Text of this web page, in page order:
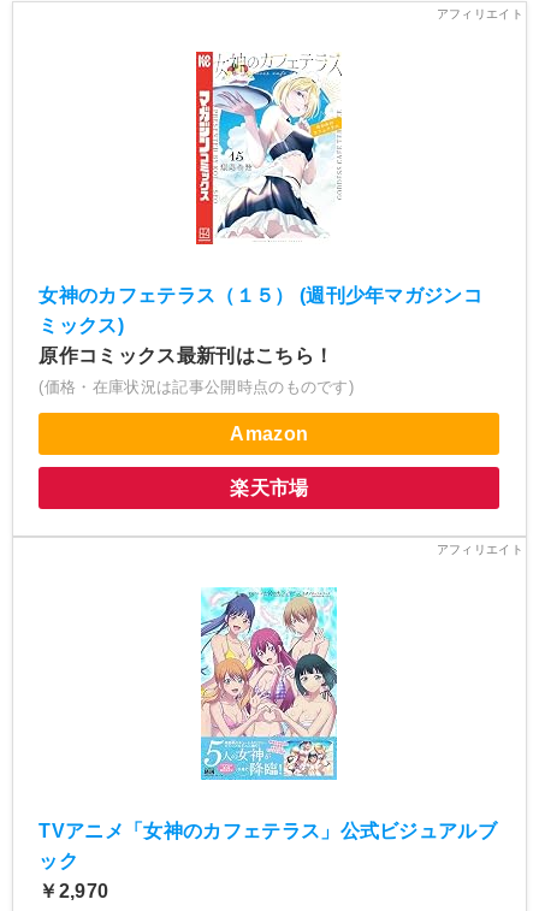
女神のカフェテラス（１５） (週刊少年マガジンコ
ミックス)
原作コミックス最新刊はこちら！
(価格・在庫状況は記事公開時点のものです)
Amazon
楽天市場
TVアニメ「女神のカフェテラス」公式ビジュアルブ
ック
￥2,970